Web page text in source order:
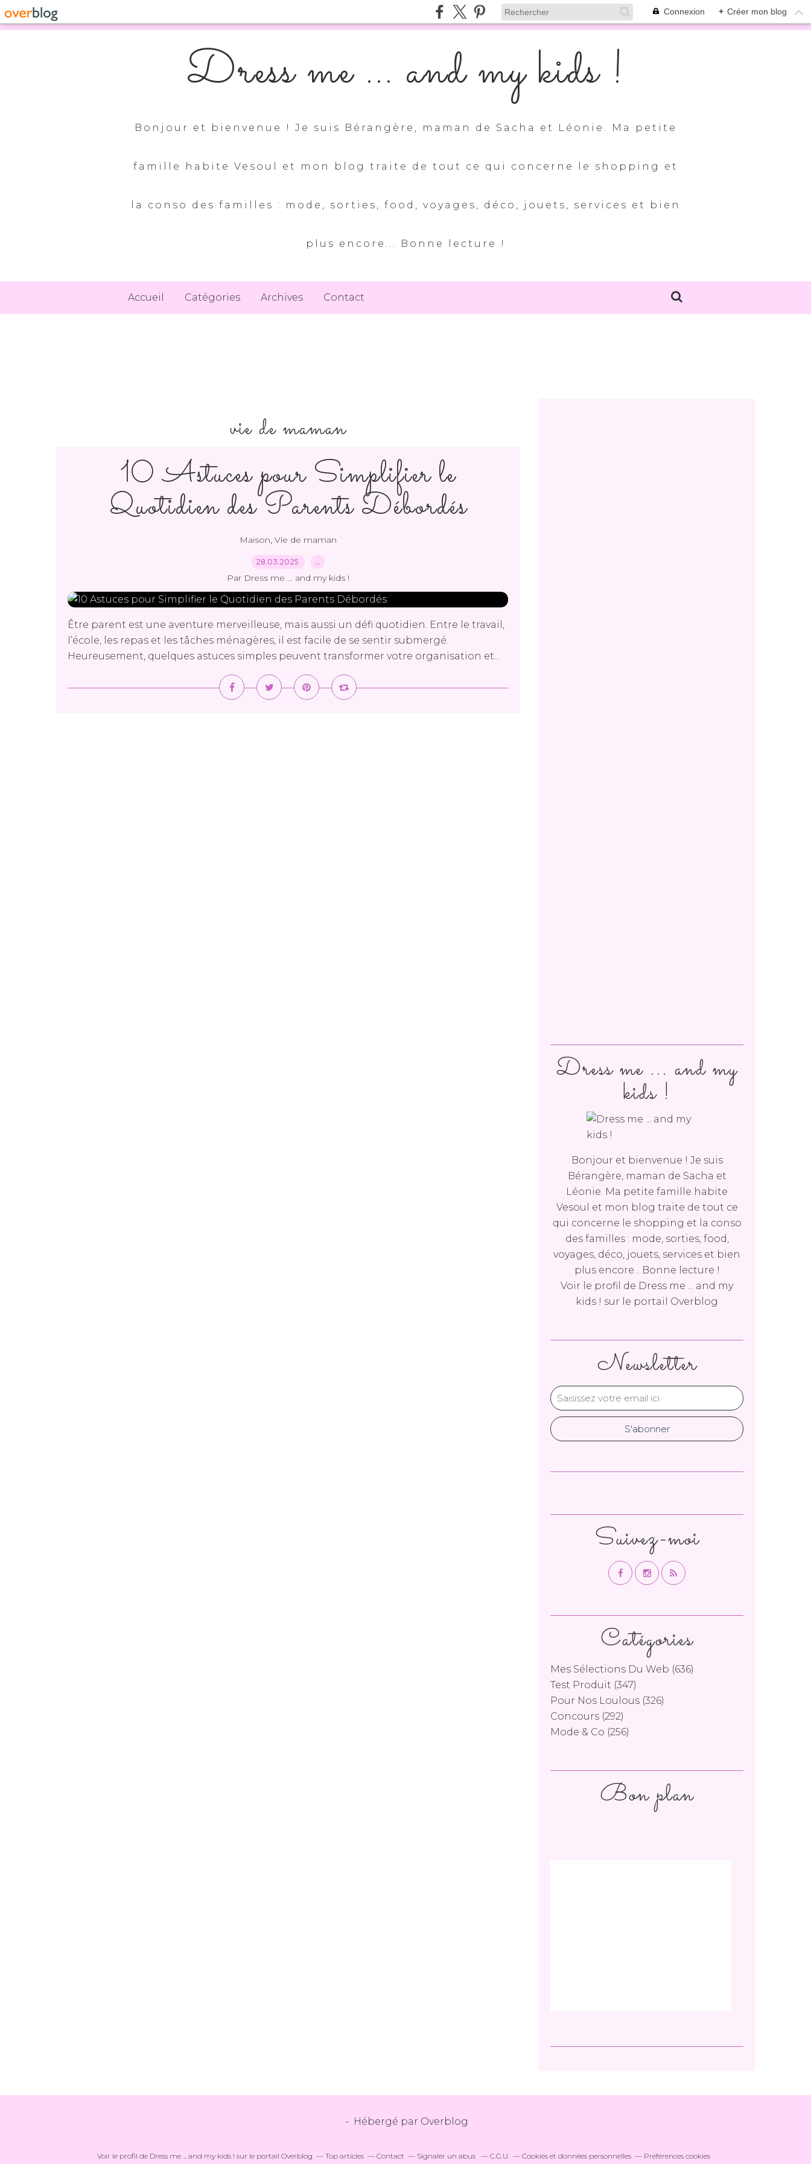
Connexion + Créer mon blog
Dress me ... and my kids !
Bonjour et bienvenue ! Je suis Bérangère, maman de Sacha et Léonie. Ma petite
famille habite Vesoul et mon blog traite de tout ce qui concerne le shopping et
la conso des familles : mode, sorties, food, voyages, déco, jouets, services et bien
plus encore... Bonne lecture !
Accueil Catégories Archives Contact
vie de maman
10 Astuces pour Simplifier le
Quotidien des Parents Débordés
Maison, Vie de maman
28.03.2025 …
Par Dress me ... and my kids !
Être parent est une aventure merveilleuse, mais aussi un défi quotidien. Entre le travail,
l’école, les repas et les tâches ménagères, il est facile de se sentir submergé.
Heureusement, quelques astuces simples peuvent transformer votre organisation et...
Newsletter
Catégories
Mes Sélections Du Web (636)
Test Produit (347)
Pour Nos Loulous (326)
Concours (292)
Mode & Co (256)
Dress me ... and my
kids !
Bonjour et bienvenue ! Je suis
Bérangère, maman de Sacha et
Léonie. Ma petite famille habite
Vesoul et mon blog traite de tout ce
qui concerne le shopping et la conso
des familles : mode, sorties, food,
voyages, déco, jouets, services et bien
plus encore... Bonne lecture !
Voir le profil de Dress me ... and my
kids ! sur le portail Overblog
Suivez-moi
Bon plan
- Hébergé par Overblog
Voir le profil de Dress me ... and my kids ! sur le portail Overblog Top articles Contact Signaler un abus C.G.U. Cookies et données personnelles Préférences cookies